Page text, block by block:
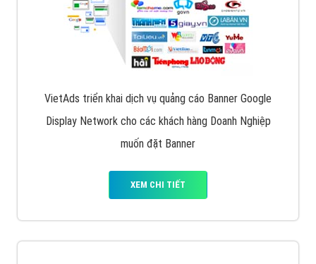
VietAds triển khai dịch vụ quảng cáo Banner Google
Display Network cho các khách hàng Doanh Nghiệp
muốn đặt Banner
XEM CHI TIẾT